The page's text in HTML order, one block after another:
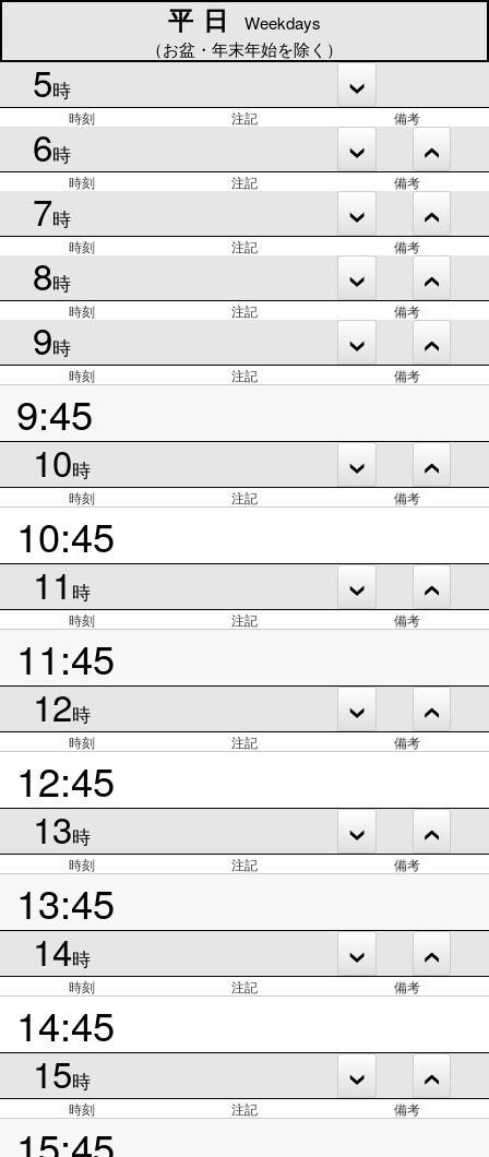
平日
Weekdays
（お盆・年末年始を除く）
5時
時刻 注記 備考
6時
時刻 注記 備考
7時
時刻 注記 備考
8時
時刻 注記 備考
9時
時刻 注記 備考
9:45
10時
時刻 注記 備考
10:45
11 時
時刻 注記 備考
11:45
12時
時刻 注記 備考
12:45
13時
時刻 注記 備考
13:45
14時
時刻 注記 備考
14:45
15時
時刻 注記 備考